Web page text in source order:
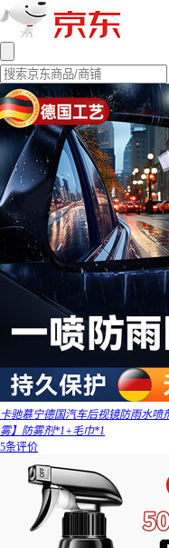
卡驰慕宁德国汽车后视镜防雨水
雾】防雾剂*1+毛巾*1
5条评价